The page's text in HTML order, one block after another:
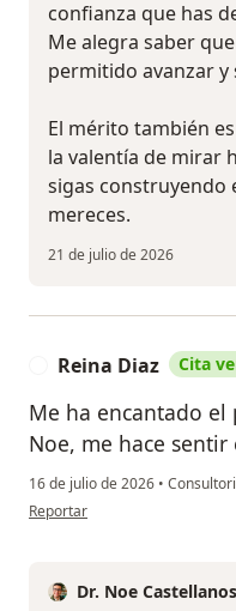
confianza que has
Me alegra saber
permitido avanzar
El mérito también
la valentía de mirar
sigas construyendo
mereces.
21 de julio de 2026
Reina Diaz Cita
Me ha encantado el
Noe, me hace sentir
16 de julio de 2026 •
en opinión del usuario Reina
Reportar
Dr. Noe